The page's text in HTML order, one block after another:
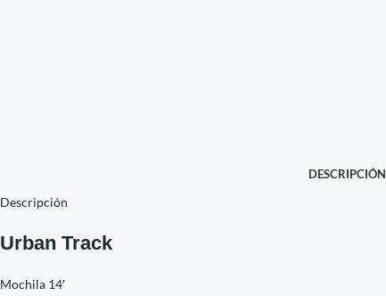
DESCRIPCIÓN
Descripción
Urban Track
Mochila 14′